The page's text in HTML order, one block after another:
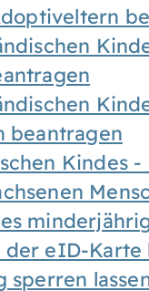
beantragen
Kindes
der eID-Karte
sperren